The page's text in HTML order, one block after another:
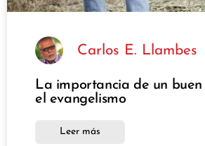
Carlos E. Llambes
La importancia de un
el evangelismo
Leer más